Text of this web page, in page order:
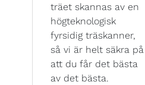
träet skannas av en
högteknologisk
fyrsidig träskanner,
så vi är helt säkra på
att du får det bästa
av det bästa.